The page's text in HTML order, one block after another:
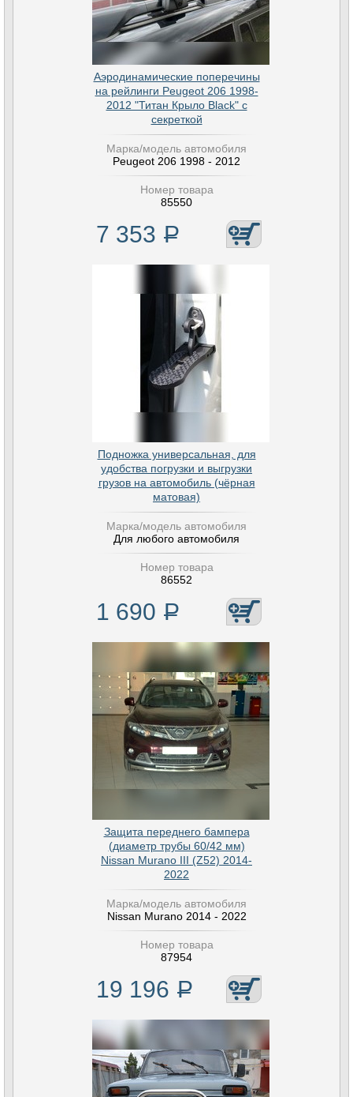
Аэродинамические поперечины
на рейлинги Peugeot 206 1998-
2012 "Титан Крыло Black" с
секреткой
Марка/модель автомобиля
Peugeot 206 1998 - 2012
Номер товара
85550
7 353 Р
Подножка универсальная, для
удобства погрузки и выгрузки
грузов на автомобиль (чёрная
матовая)
Марка/модель автомобиля
Для любого автомобиля
Номер товара
86552
1 690 Р
Защита переднего бампера
(диаметр трубы 60/42 мм)
Nissan Murano III (Z52) 2014-
2022
Марка/модель автомобиля
Nissan Murano 2014 - 2022
Номер товара
87954
19 196 Р